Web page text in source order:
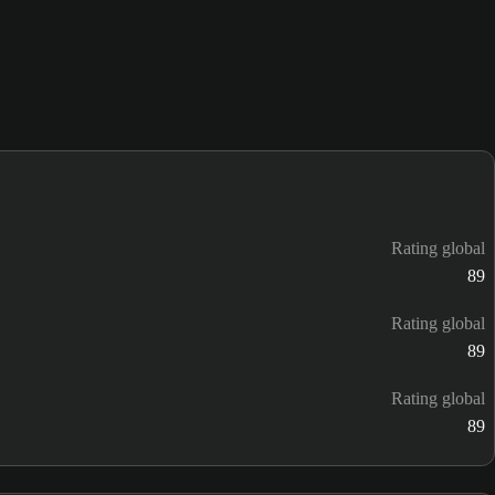
Rating global
89
Rating global
89
Rating global
89